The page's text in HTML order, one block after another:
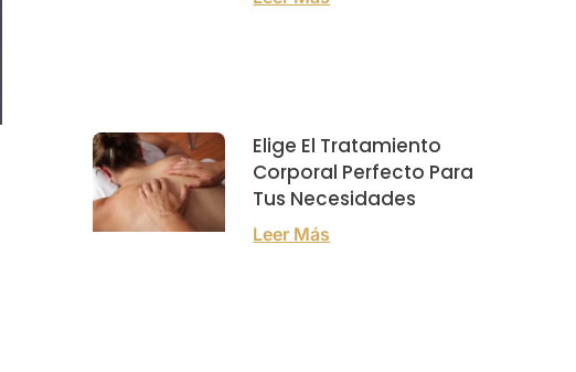
Elige El Tratamiento
Corporal Perfecto Para
Tus Necesidades
Leer Más